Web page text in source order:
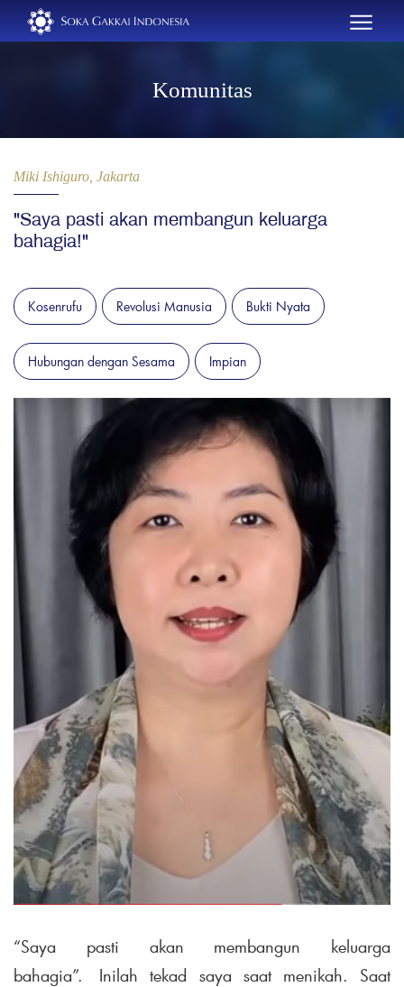
Komunitas
Miki Ishiguro, Jakarta
"Saya pasti akan membangun keluarga
bahagia!"
Kosenrufu Revolusi Manusia Bukti Nyata
Hubungan dengan Sesama Impian
“Saya pasti akan membangun keluarga
bahagia”. Inilah tekad saya saat menikah. Saat